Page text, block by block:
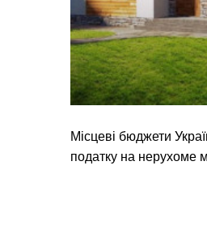
Місцеві бюджети
податку на нерухоме